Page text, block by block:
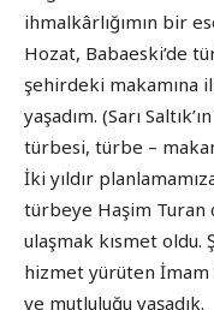
ihmalkârlığımın bir
Hozat, Babaeski’de
şehirdeki makamına
yaşadım. (Sarı
türbesi, türbe –
İki yıldır
türbeye Haşim Turan
ulaşmak kısmet oldu.
hizmet yürüten İmam
ve mutluluğu yaşadık.